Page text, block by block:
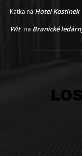
Katka na Hotel Kostínek
Wit na Branické